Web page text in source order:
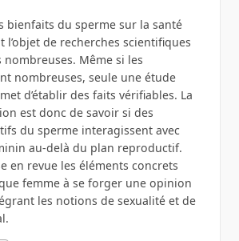
bienfaits du sperme sur la santé
l’objet de recherches scientifiques
Même si les
nombreuses, seule une étude
d’établir des faits vérifiables. La
est donc de savoir si des
du sperme interagissent avec
au-delà du plan reproductif.
en revue les éléments concrets
femme à se forger une opinion
les notions de sexualité et de